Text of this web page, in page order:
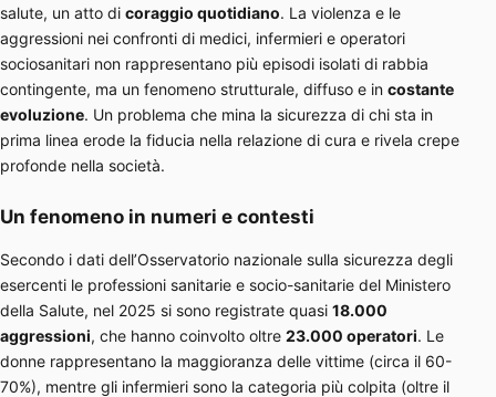
salute, un atto di coraggio quotidiano. La violenza e le
aggressioni nei confronti di medici, infermieri e operatori
sociosanitari non rappresentano più episodi isolati di rabbia
contingente, ma un fenomeno strutturale, diffuso e in costante
evoluzione. Un problema che mina la sicurezza di chi sta in
prima linea erode la fiducia nella relazione di cura e rivela crepe
profonde nella società.
Un fenomeno in numeri e contesti
Secondo i dati dell’Osservatorio nazionale sulla sicurezza degli
esercenti le professioni sanitarie e socio-sanitarie del Ministero
della Salute, nel 2025 si sono registrate quasi 18.000
aggressioni, che hanno coinvolto oltre 23.000 operatori. Le
donne rappresentano la maggioranza delle vittime (circa il 60-
70%), mentre gli infermieri sono la categoria più colpita (oltre il